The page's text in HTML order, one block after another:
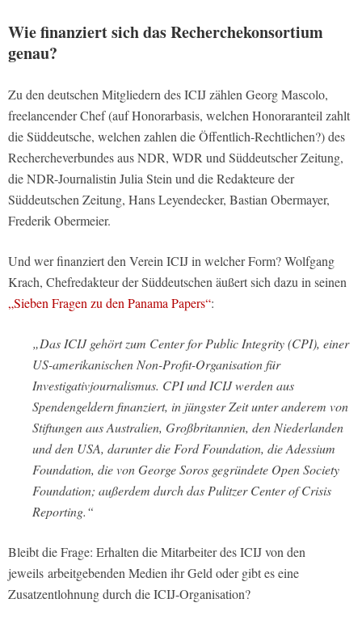
Wie finanziert sich das Recherchekonsortium
genau?
Zu den deutschen Mitgliedern des ICIJ zählen Georg Mascolo,
freelancender Chef (auf Honorarbasis, welchen Honoraranteil zahlt
die Süddeutsche, welchen zahlen die Öffentlich-Rechtlichen?) des
Rechercheverbundes aus NDR, WDR und Süddeutscher Zeitung,
die NDR-Journalistin Julia Stein und die Redakteure der
Süddeutschen Zeitung, Hans Leyendecker, Bastian Obermayer,
Frederik Obermeier.
Und wer finanziert den Verein ICIJ in welcher Form? Wolfgang
Krach, Chefredakteur der Süddeutschen äußert sich dazu in seinen
„Sieben Fragen zu den Panama Papers“:
„Das ICIJ gehört zum Center for Public Integrity (CPI), einer
US-amerikanischen Non-Profit-Organisation für
Investigativjournalismus. CPI und ICIJ werden aus
Spendengeldern finanziert, in jüngster Zeit unter anderem von
Stiftungen aus Australien, Großbritannien, den Niederlanden
und den USA, darunter die Ford Foundation, die Adessium
Foundation, die von George Soros gegründete Open Society
Foundation; außerdem durch das Pulitzer Center of Crisis
Reporting.“
Bleibt die Frage: Erhalten die Mitarbeiter des ICIJ von den
jeweils arbeitgebenden Medien ihr Geld oder gibt es eine
Zusatzentlohnung durch die ICIJ-Organisation?